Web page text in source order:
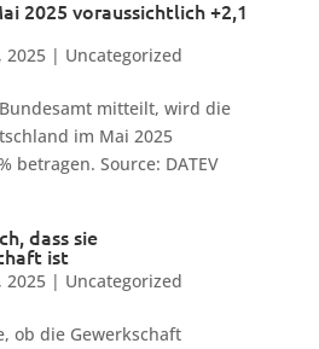
2025 voraussichtlich +2,1
2025| Uncategorized
mitteilt, wird die
im Mai 2025
betragen. Source: DATEV
dass sie
ist
2025| Uncategorized
ob die Gewerkschaft